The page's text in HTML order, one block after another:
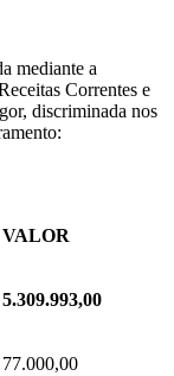
mediante a
Correntes e
discriminada nos
VALOR
5.309.993,00
77.000,00